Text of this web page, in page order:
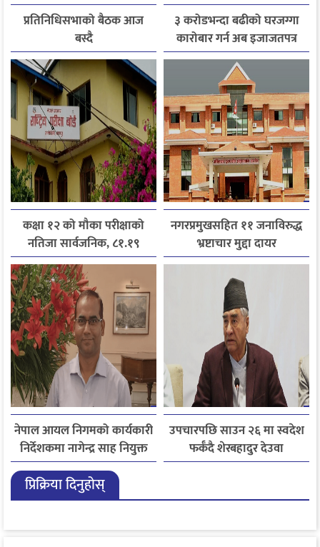
प्रतिनिधिसभाको बैठक आज
बस्दै
३ करोडभन्दा बढीको घरजग्गा
कारोबार गर्न अब इजाजतपत्र
अनिवार्य
कक्षा १२ को मौका परीक्षाको
नतिजा सार्वजनिक, ८१.१९
प्रतिशत विद्यार्थी उत्तीर्ण
नगरप्रमुखसहित ११ जनाविरुद्ध
भ्रष्टाचार मुद्दा दायर
नेपाल आयल निगमको कार्यकारी
निर्देशकमा नागेन्द्र साह नियुक्त
उपचारपछि साउन २६ मा स्वदेश
फर्कँदै शेरबहादुर देउवा
प्रिक्रिया दिनुहोस्